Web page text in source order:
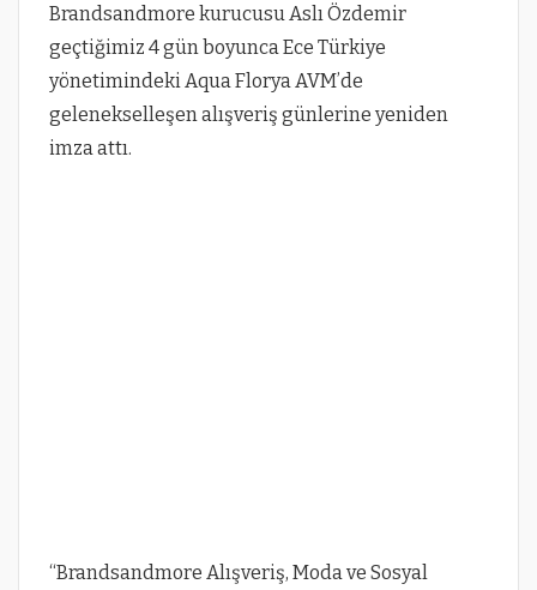
Brandsandmore kurucusu Aslı Özdemir
geçtiğimiz 4 gün boyunca Ece Türkiye
yönetimindeki Aqua Florya AVM’de
gelenekselleşen alışveriş günlerine yeniden
imza attı.
“Brandsandmore Alışveriş, Moda ve Sosyal